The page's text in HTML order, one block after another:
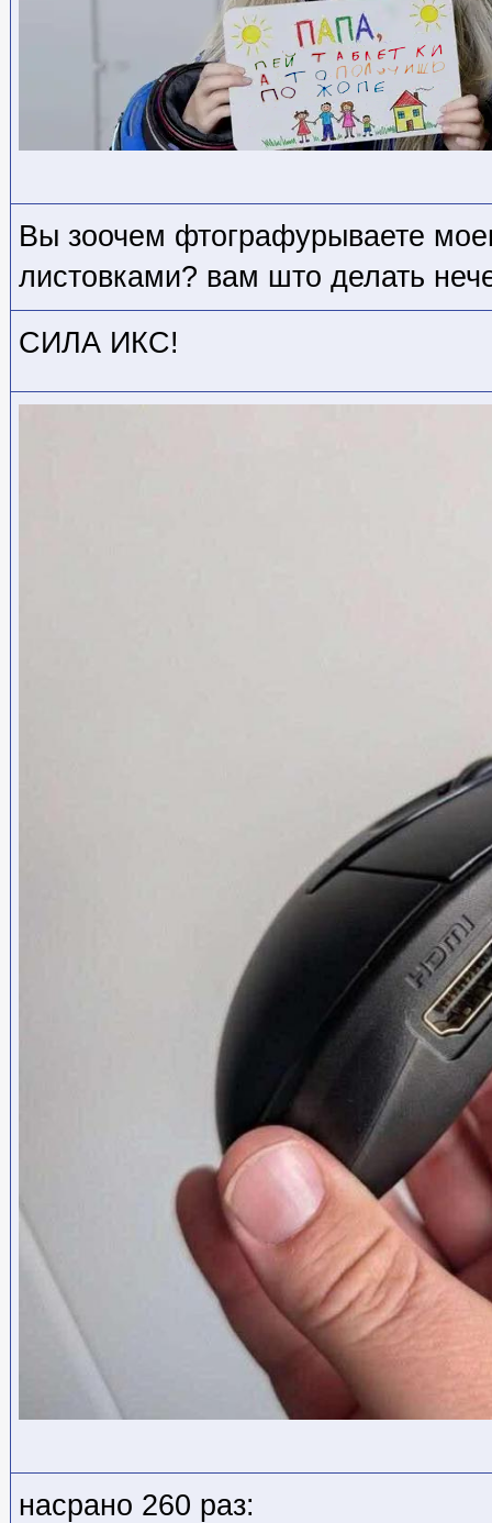
Вы зоочем фтографурываете
листовками? вам што делать
СИЛА ИКС!
насрано 260 раз: